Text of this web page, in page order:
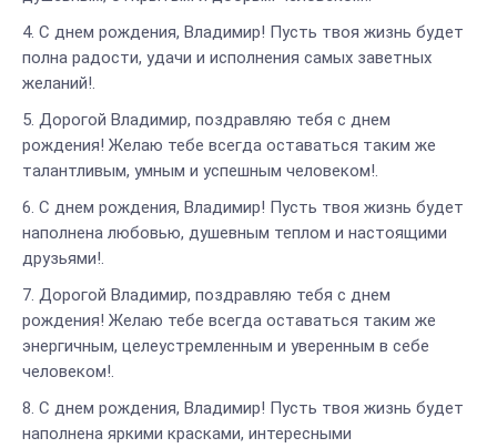
С днем рождения, Владимир! Пусть твоя жизнь будет
полна радости, удачи и исполнения самых заветных
желаний!.
Дорогой Владимир, поздравляю тебя с днем
рождения! Желаю тебе всегда оставаться таким же
талантливым, умным и успешным человеком!.
С днем рождения, Владимир! Пусть твоя жизнь будет
наполнена любовью, душевным теплом и настоящими
друзьями!.
Дорогой Владимир, поздравляю тебя с днем
рождения! Желаю тебе всегда оставаться таким же
энергичным, целеустремленным и уверенным в себе
человеком!.
С днем рождения, Владимир! Пусть твоя жизнь будет
наполнена яркими красками, интересными